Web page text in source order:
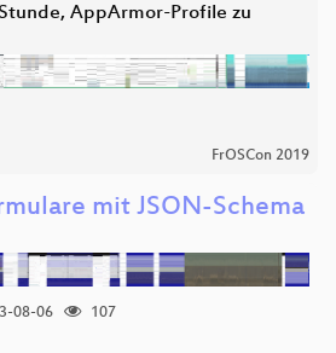
AppArmor-Profile zu
FrOSCon 2019
mit JSON-Schema
08-06
107